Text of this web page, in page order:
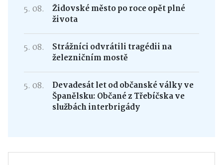
5. 08.
Židovské město po roce opět plné
života
5. 08.
Strážníci odvrátili tragédii na
železničním mostě
5. 08.
Devadesát let od občanské války ve
Španělsku: Občané z Třebíčska ve
službách interbrigády